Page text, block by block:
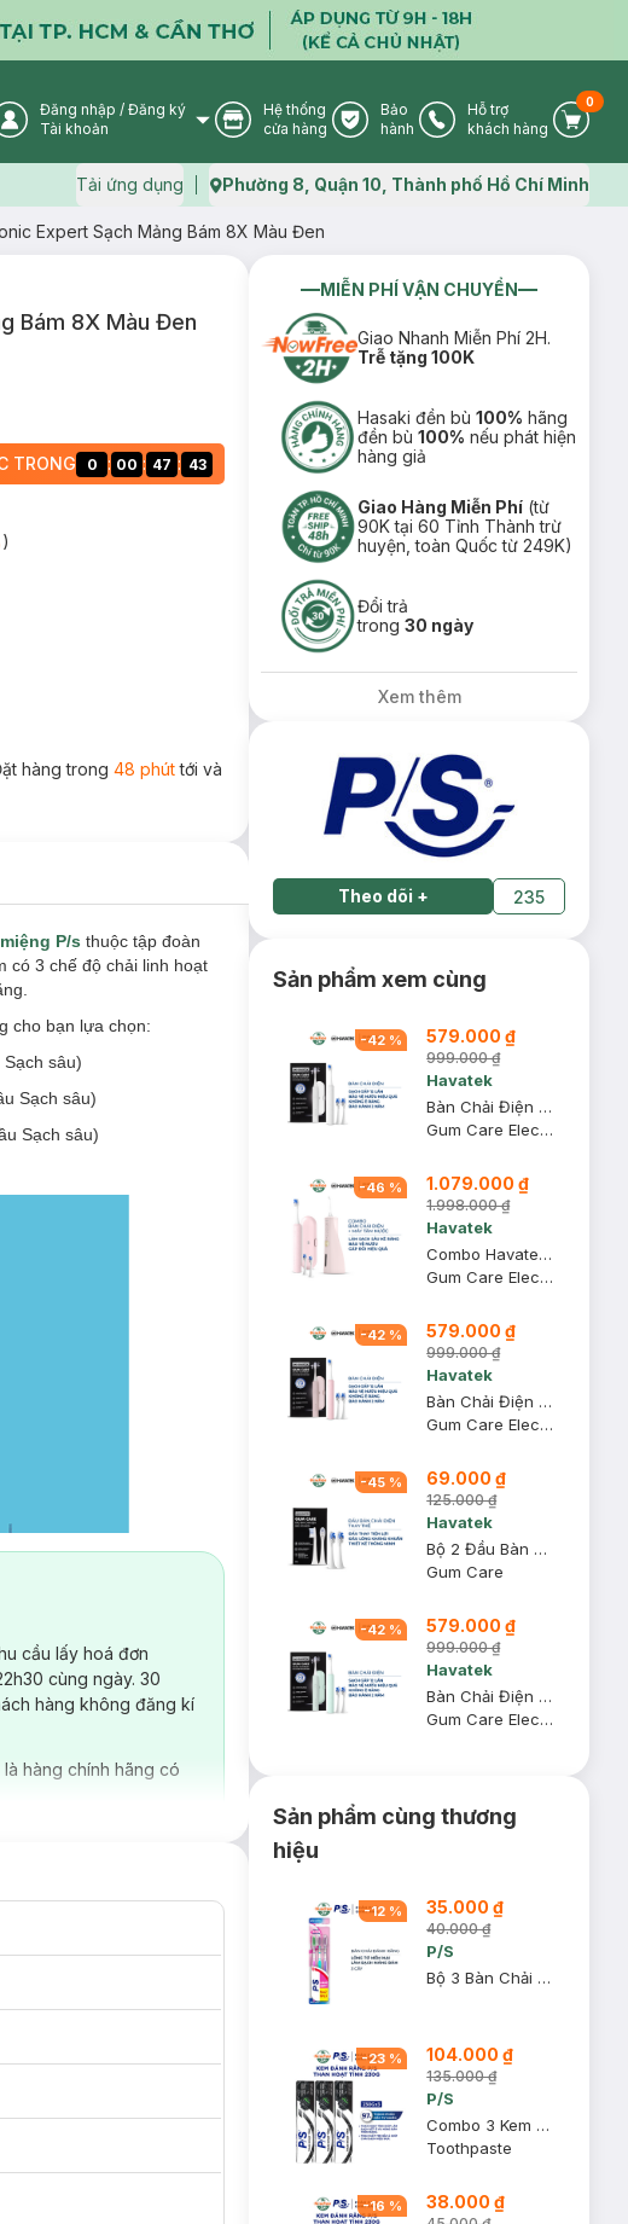
User Icon
Đăng nhập / Đăng ký
Tài khoản
Store Icon
Hệ thống
cửa hàng
Warranty Icon
Bảo
hành
Phone Icon
Hỗ trợ
khách hàng
Cart
0
Tải ứng dụng Map icon
Phường 8, Quận 10, Thành phố Hồ Chí Minh
Expert Sạch Mảng Bám 8X Màu Đen
Bám 8X Màu Đen
TRONG 0 : 00 : 47 : 42
)
hàng trong 48 phúttới và
P/s thuộc tập đoàn
có 3 chế độ chải linh hoạt
cho bạn lựa chọn:
sâu)
Sạch sâu)
Sạch sâu)
cầu lấy hoá đơn
cùng ngày. 30
hàng không đăng kí
hàng chính hãng có
MIỄN PHÍ VẬN CHUYỂN
Giao Nhanh Miễn Phí 2H.
Trễ tặng 100K
Hasaki đền bù100% hãng
đền bù100% nếu phát hiện
hàng giả
Giao Hàng Miễn Phí (từ
90K tại 60 Tỉnh Thành trừ
huyện, toàn Quốc từ 249K)
Đổi trả
trong30 ngày
Xem thêm
Theo dõi + 235
Sản phẩm xem cùng
-42 % 579.000 ₫
999.000 ₫
Havatek
Bàn Chải Điện Havatek Giảm Chấn Nướu Màu Trắng
Gum Care Electric Toothbrush
-46 % 1.079.000 ₫
1.998.000 ₫
Havatek
Combo Havatek Bàn Chải Điện Giảm Chấn Nướu Màu Hồng + Máy Tăm Nước Cao Cấp Màu Hồng Rose
Gum Care Electric Toothbrush + Advanced Oral Irrigator
-42 % 579.000 ₫
999.000 ₫
Havatek
Bàn Chải Điện Havatek Giảm Chấn Nướu Màu Hồng
Gum Care Electric Toothbrush
-45 % 69.000 ₫
125.000 ₫
Havatek
Bộ 2 Đầu Bàn Chải Điện Havatek Sạch Sâu Kháng Khuẩn Màu Trắng
Gum Care
-42 % 579.000 ₫
999.000 ₫
Havatek
Bàn Chải Điện Havatek Giảm Chấn Nướu Màu Xanh Mint
Gum Care Electric Toothbrush
Sản phẩm cùng thương
hiệu
-12 % 35.000 ₫
40.000 ₫
P/S
Bộ 3 Bàn Chải Đánh Răng P/S Lông Tơ Mềm Mại Siêu Mềm (Mới)
-23 % 104.000 ₫
135.000 ₫
P/S
Combo 3 Kem Đánh Răng P/S Trắng Răng Than Hoạt Tính 230g
Toothpaste
-16 % 38.000 ₫